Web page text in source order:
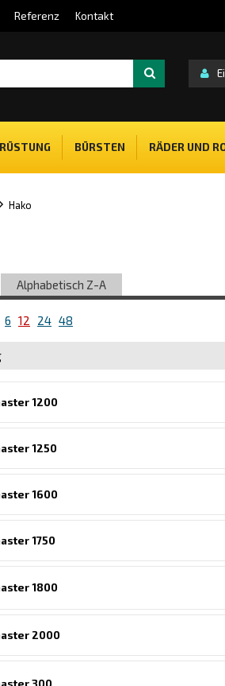
Referenz Kontakt
BÜRSTEN RÄDER UND
Hako
Alphabetisch Z-A
6 12 24 48
1200
1250
1600
1750
1800
2000